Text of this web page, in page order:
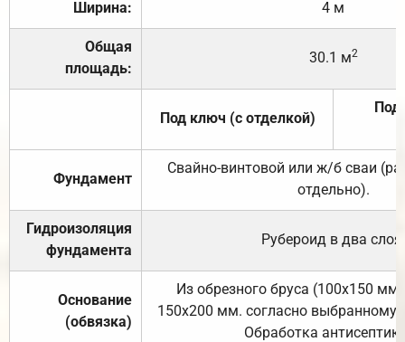
Ширина: 4 м
Общая
площадь:
30.1 м2
Под ключ (с отделкой)
Под
Фундамент
Свайно-винтовой или ж/б сваи
отдельно).
Гидроизоляция
фундамента
Рубероид в два слоя.
Основание
(обвязка)
Из обрезного бруса (100х150
150х200 мм. согласно выбранному
Обработка